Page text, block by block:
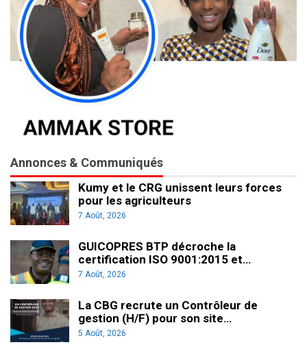
Annonces & Communiqués
Kumy et le CRG unissent leurs forces
pour les agriculteurs
7 Août, 2026
GUICOPRES BTP décroche la
certification ISO 9001:2015 et…
7 Août, 2026
La CBG recrute un Contrôleur de
gestion (H/F) pour son site…
5 Août, 2026